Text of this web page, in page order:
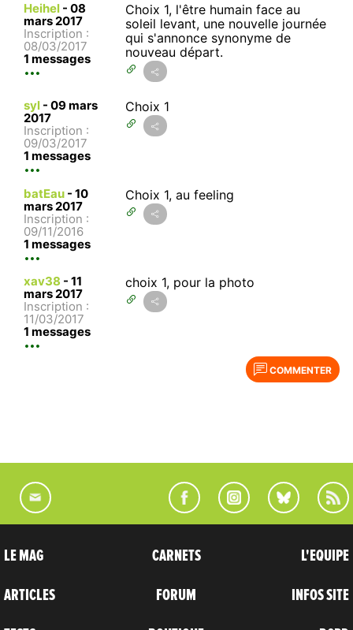
Heihel - 08
mars 2017
Inscription :
08/03/2017
1 messages
Choix 1, l'être humain face au
soleil levant, une nouvelle journée
qui s'annonce synonyme de
nouveau départ.
syl - 09 mars
2017
Inscription :
09/03/2017
1 messages
Choix 1
batEau - 10
mars 2017
Inscription :
09/11/2016
1 messages
Choix 1, au feeling
xav38 - 11
mars 2017
Inscription :
11/03/2017
1 messages
choix 1, pour la photo
COMMENTER
LE MAG
ARTICLES
CARNETS
FORUM
L'EQUIPE
INFOS SITE